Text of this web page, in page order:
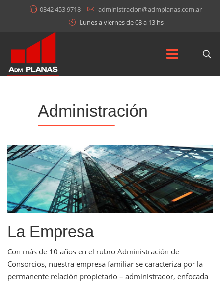
0342 453 9718
administracion@admplanas.com.ar
Lunes a viernes de 08 a 13 hs
Administración
La Empresa
Con más de 10 años en el rubro Administración de
Consorcios, nuestra empresa familiar se caracteriza por la
permanente relación propietario – administrador, enfocada